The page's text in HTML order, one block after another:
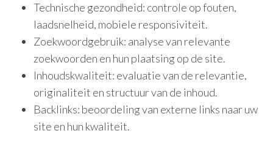
Technische gezondheid: controle op fouten,
laadsnelheid, mobiele responsiviteit.
Zoekwoordgebruik: analyse van relevante
zoekwoorden en hun plaatsing op de site.
Inhoudskwaliteit: evaluatie van de relevantie,
originaliteit en structuur van de inhoud.
Backlinks: beoordeling van externe links naar uw
site en hun kwaliteit.